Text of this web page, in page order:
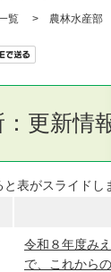
覧 > 農林水産
更新情
表がスライドし
令和８年度み
で、これから